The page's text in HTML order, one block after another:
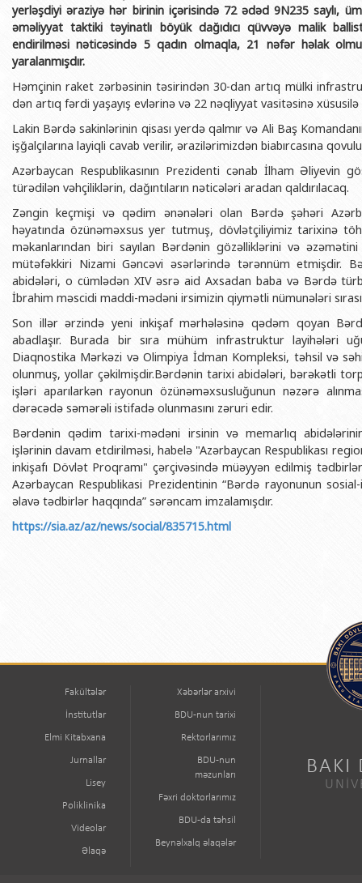
yerləşdiyi əraziyə hər birinin içərisində 72 ədəd 9N235 saylı,
əməliyyat taktiki təyinatlı böyük dağıdıcı qüvvəyə malik
endirilməsi nəticəsində 5 qadın olmaqla, 21 nəfər həlak
yaralanmışdır.
Həmçinin raket zərbəsinin təsirindən 30-dan artıq mülki
dən artıq fərdi yaşayış evlərinə və 22 nəqliyyat vasitəsinə
Lakin Bərdə sakinlərinin qisası yerdə qalmır və Ali Baş
işğalçılarına layiqli cavab verilir, ərazilərimizdən biabırcasına
Azərbaycan Respublikasının Prezidenti cənab İlham
türədilən vəhçiliklərin, dağıntıların nəticələri aradan qaldırılacaq.
Zəngin keçmişi və qədim ənənələri olan Bərdə şəhəri
həyatında özünəməxsus yer tutmuş, dövlətçiliyimiz tarixinə
məkanlarından biri sayılan Bərdənin gözəlliklərini və
mütəfəkkiri Nizami Gəncəvi əsərlərində tərənnüm etmişdir.
abidələri, o cümlədən XIV əsrə aid Axsadan baba və Bərdə
İbrahim məscidi maddi-mədəni irsimizin qiymətli nümunələri
Son illər ərzində yeni inkişaf mərhələsinə qədəm qoyan
abadlaşır. Burada bir sıra mühüm infrastruktur layihələri
Diaqnostika Mərkəzi və Olimpiya İdman Kompleksi, təhsil və
olunmuş, yollar çəkilmişdir.Bərdənin tarixi abidələri, bərəkətli
işləri aparılarkən rayonun özünəməxsusluğunun nəzərə
dərəcədə səmərəli istifadə olunmasını zəruri edir.
Bərdənin qədim tarixi-mədəni irsinin və memarlıq
işlərinin davam etdirilməsi, habelə "Azərbaycan Respublikası
inkişafı Dövlət Proqramı" çərçivəsində müəyyən edilmiş
Azərbaycan Respublikasi Prezidentinin “Bərdə rayonunun
əlavə tədbirlər haqqında” sərəncam imzalamışdır.
https://sia.az/az/news/social/835715.html
Fakültələr
İnstitutlar
Elmi Kitabxana
Jurnallar
Lisey
Poliklinika
Videolar
Əlaqə
Xəbərlər arxivi
BDU-nun tarixi
Rektorlarımız
BDU-nun
məzunları
Fəxri doktorlarımız
BDU-da təhsil
Beynəlxalq əlaqələr
BAKI